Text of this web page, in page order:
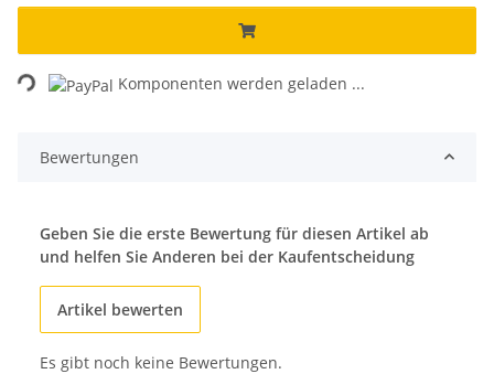
Komponenten werden geladen ...
Bewertungen
Geben Sie die erste Bewertung für diesen Artikel ab
und helfen Sie Anderen bei der Kaufentscheidung
Artikel bewerten
Es gibt noch keine Bewertungen.